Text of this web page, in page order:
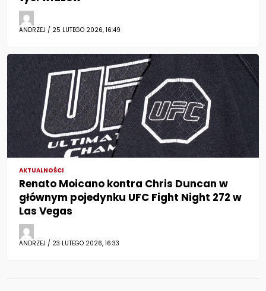
ANDRZEJ / 25 LUTEGO 2026, 16:49
AKTUALNOŚCI
Renato Moicano kontra Chris Duncan w
głównym pojedynku UFC Fight Night 272 w
Las Vegas
ANDRZEJ / 23 LUTEGO 2026, 16:33